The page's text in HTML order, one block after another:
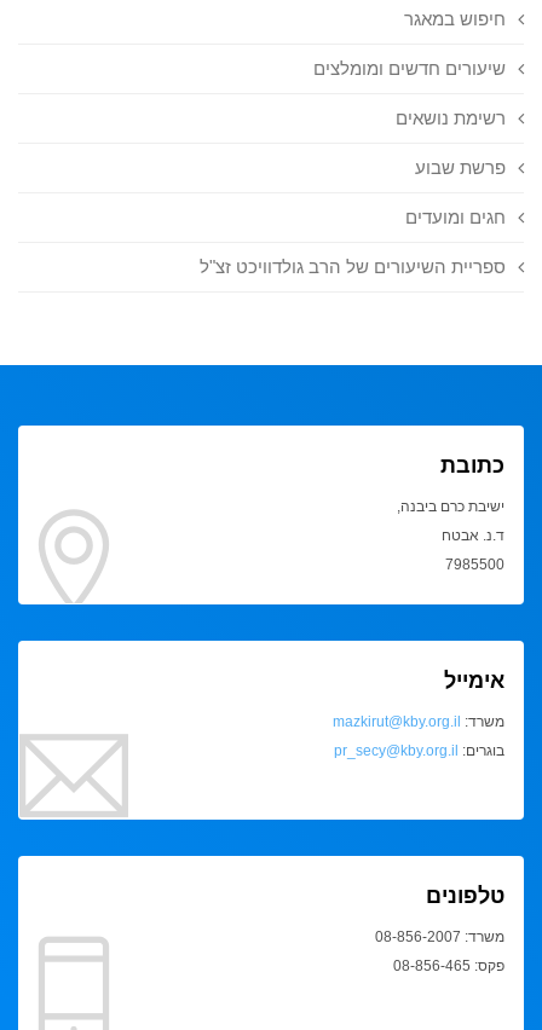
חיפוש במאגר
שיעורים חדשים ומומלצים
רשימת נושאים
פרשת שבוע
חגים ומועדים
ספריית השיעורים של הרב גולדוויכט זצ"ל
כתובת
ישיבת כרם ביבנה,
ד.נ. אבטח
7985500
אימייל
משרד: mazkirut@kby.org.il
בוגרים: pr_secy@kby.org.il
טלפונים
משרד: 08-856-2007
פקס: 08-856-465